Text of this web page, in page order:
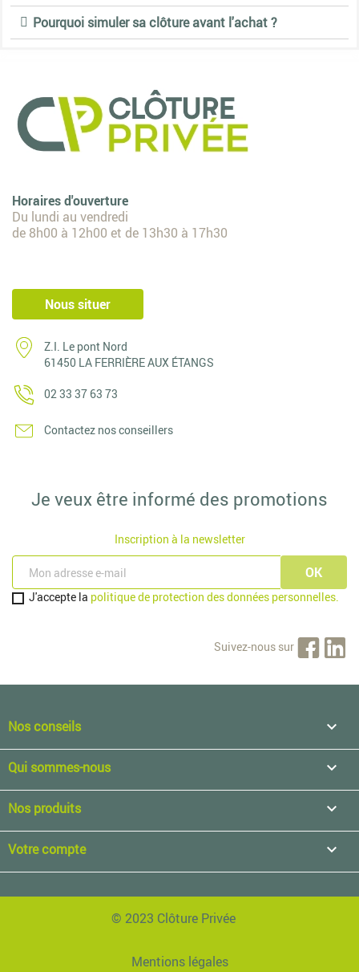
Pourquoi simuler sa clôture avant l'achat ?
Horaires d'ouverture
Du lundi au vendredi
de 8h00 à 12h00 et de 13h30 à 17h30
Nous situer
Z.I. Le pont Nord
61450 LA FERRIÈRE AUX ÉTANGS
02 33 37 63 73
Contactez nos conseillers
Je veux être informé des promotions
Inscription à la newsletter
J'accepte la politique de protection des données personnelles.
Suivez-nous sur
Nos conseils 
Qui sommes-nous 
Nos produits 
Votre compte 
© 2023 Clôture Privée
Mentions légales